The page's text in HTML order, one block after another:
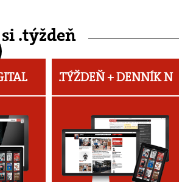
.týždeň
.TÝŽDEŇ +DENNÍK N